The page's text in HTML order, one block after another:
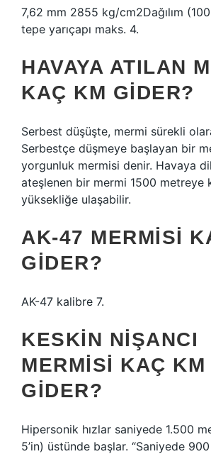
7,62 mm 2855 kg/cm2Dağılım
tepe yarıçapı maks. 4.
HAVAYA ATILAN
KAÇ KM GIDER?
Serbest düşüşte, mermi sürekli
Serbestçe düşmeye başlayan bir
yorgunluk mermisi denir. Havaya
ateşlenen bir mermi 1500 metreye
yüksekliğe ulaşabilir.
AK-47 MERMISI
GIDER?
AK-47 kalibre 7.
KESKIN NIŞANCI
MERMISI KAÇ
GIDER?
Hipersonik hızlar saniyede 1.500
5’in) üstünde başlar. “Saniyede